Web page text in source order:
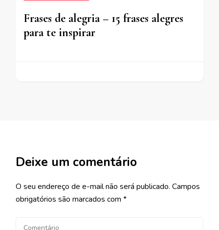
Frases de alegria – 15 frases alegres
para te inspirar
Deixe um comentário
O seu endereço de e-mail não será publicado. Campos
obrigatórios são marcados com *